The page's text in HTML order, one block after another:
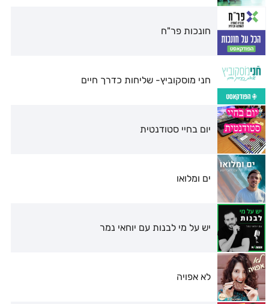
חונכות פר"ח
חני מוסקוביץ- שליחות כדרך חיים
יום בחיי סטודנטית
ים ומלואו
יש על מי לבנות עם יוחאי נמר
לא אפויה